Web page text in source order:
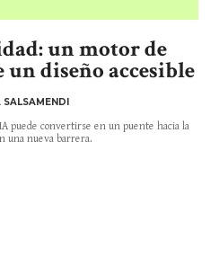
un motor de
diseño accesible
SALSAMENDI
puede convertirse en un puente hacia la
una nueva barrera.